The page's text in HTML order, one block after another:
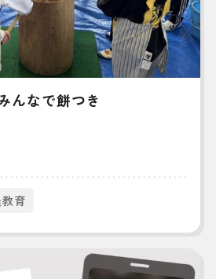
なで餅つき
育